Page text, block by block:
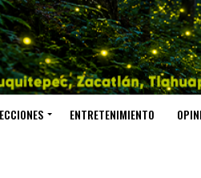
ENTRETENIMIENTO